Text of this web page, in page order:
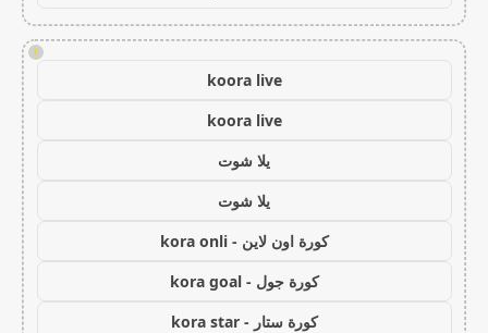
!
koora live
koora live
يلا شوت
يلا شوت
كورة اون لاين - kora onli
كورة جول - kora goal
كورة ستار - kora star